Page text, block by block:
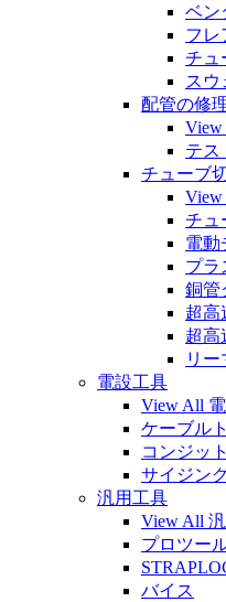
ベン
フレ
チュ
スウ
配管の修
テス
チューブ
チュ
電動
プラ
銅管
超高
超高
リ
電設工具
View All
ケーブル
コンジッ
サイジン
汎用工具
View All
プロツー
バイス